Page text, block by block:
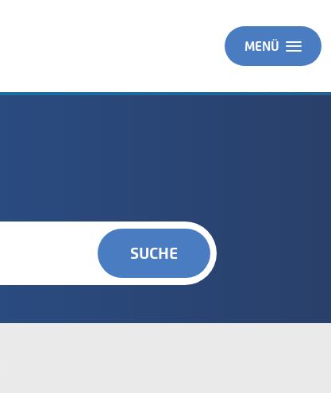
MENÜ
SUCHE